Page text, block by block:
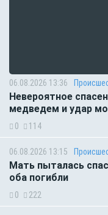
06.08.2026 13:36
Невероятное
медведем и удар
0 114
06.08.2026 13:15
Мать пыталась
оба погибли
0 222